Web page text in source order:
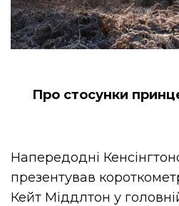
Про стосунки
Напередодні
презентував
Кейт Міддлтон у